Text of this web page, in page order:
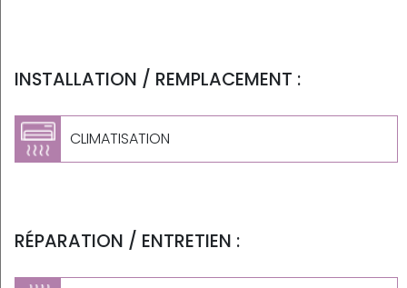
INSTALLATION / REMPLACEMENT :
CLIMATISATION
RÉPARATION / ENTRETIEN :